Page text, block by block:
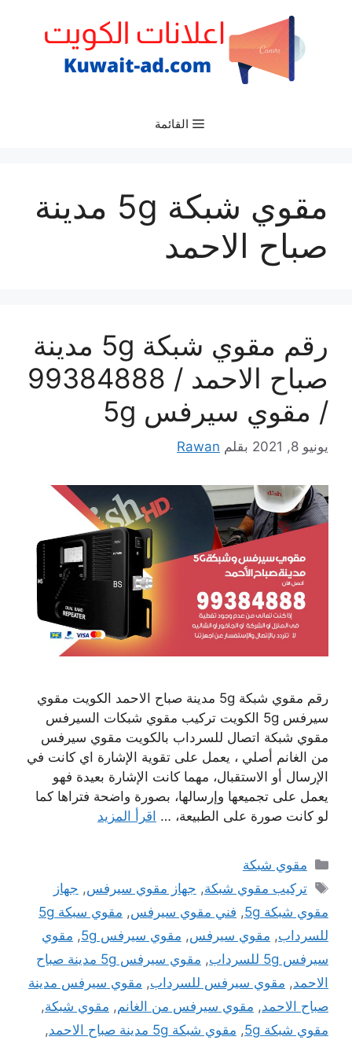
القائمة
مقوي شبكة 5g مدينة
صباح الاحمد
رقم مقوي شبكة 5g مدينة
صباح الاحمد / 99384888
/ مقوي سيرفس 5g
يونيو 8, 2021 بقلم Rawan
رقم مقوي شبكة 5g مدينة صباح الاحمد الكويت مقوي
سيرفس 5g الكويت تركيب مقوي شبكات السيرفس
مقوي شبكة اتصال للسرداب بالكويت مقوي سيرفس
من الغانم أصلي ، يعمل على تقوية الإشارة اي كانت في
الإرسال أو الاستقبال، مهما كانت الإشارة بعيدة فهو
يعمل على تجميعها وإرسالها، بصورة واضحة فتراها كما
لو كانت صورة على الطبيعة، … اقرأ المزيد
التصنيفات
مقوي شبكة
الوسوم
تركيب مقوي شبكة, جهاز مقوي سيرفس, جهاز
مقوي شبكة 5g
, فني مقوي سيرفس,
مقوي سبكة 5g
للسرداب, مقوي سيرفس, مقوي سيرفس 5g , مقوي
سيرفس 5g للسرداب
,
مقوي سيرفس 5g مدينة صباح
الاحمد, مقوي سيرفس للسرداب, مقوي سيرفس مدينة
صباح الاحمد, مقوي سيرفس من الغانم, مقوي شبكة,
مقوي شبكة 5g
, مقوي شبكة 5g مدينة صباح الاحمد
,